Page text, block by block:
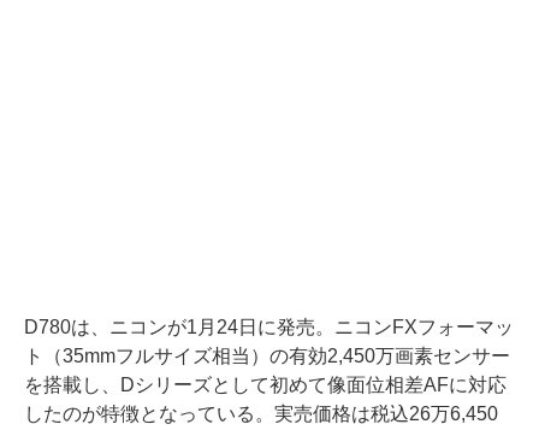
D780は、ニコンが1月24日に発売。ニコンFXフォーマッ
ト（35mmフルサイズ相当）の有効2,450万画素センサー
を搭載し、Dシリーズとして初めて像面位相差AFに対応
したのが特徴となっている。実売価格は税込26万6,450